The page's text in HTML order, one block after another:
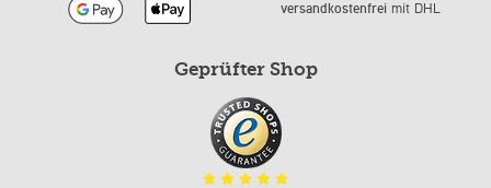
versandkostenfreimit DHL
Geprüfter Shop